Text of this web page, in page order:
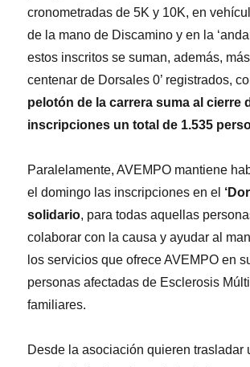
cronometradas de 5K y 10K, en
de la mano de Discamino y en la
estos inscritos se suman, además,
centenar de Dorsales 0’ registrados,
pelotón de la carrera suma al cierre
inscripciones un total de 1.535
Paralelamente, AVEMPO mantiene
el domingo las inscripciones en el
solidario, para todas aquellas
colaborar con la causa y ayudar al
los servicios que ofrece AVEMPO en
personas afectadas de Esclerosis
familiares.
Desde la asociación quieren trasladar